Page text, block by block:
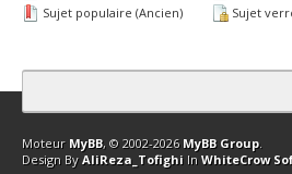
Sujet populaire (Ancien)
Sujet
Contact Club Affiliation Retourner
Moteur MyBB, © 2002-2026 MyBB Group.
Design By AliReza_Tofighi In WhiteCrow